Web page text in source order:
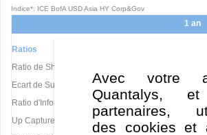
Indice*: ICE BofA USD Asia HY Corp&Gov
1 an
Ratios
Ratio de Sharpe
Ecart de Suivi
Ratio d'Information (IR)
-
Up Capture Ratio
Avec votre
Quantalys,
partenaires,
des cookies et